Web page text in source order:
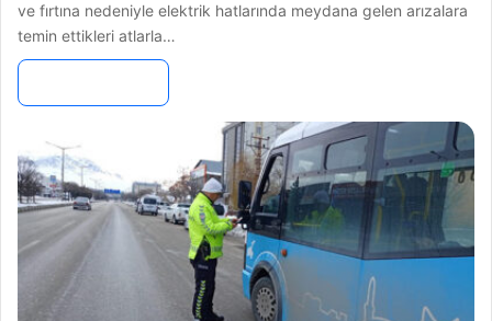
ve fırtına nedeniyle elektrik hatlarında meydana gelen arızalara
temin ettikleri atlarla…